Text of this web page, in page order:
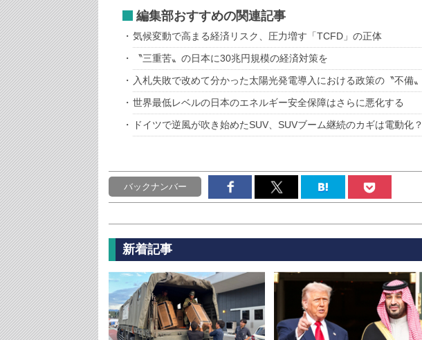
編集部おすすめの関連記事
気候変動で高まる経済リスク、圧力増す「TCFD」の正体
〝三重苦〟の日本に30兆円規模の経済対策を
入札失敗で改めて分かった太陽光発電導入における政策の〝不備〟
世界最低レベルの日本のエネルギー安全保障はさらに悪化する
ドイツで逆風が吹き始めたSUV、SUVブーム継続のカギは電動化？
バックナンバー
新着記事